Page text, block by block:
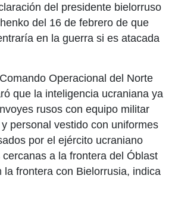
del presidente bielorruso
del 16 de febrero de que
en la guerra si es atacada
Operacional del Norte
que la inteligencia ucraniana ya
rusos con equipo militar
personal vestido con uniformes
por el ejército ucraniano
a la frontera del Óblast
la frontera con Bielorrusia, indica